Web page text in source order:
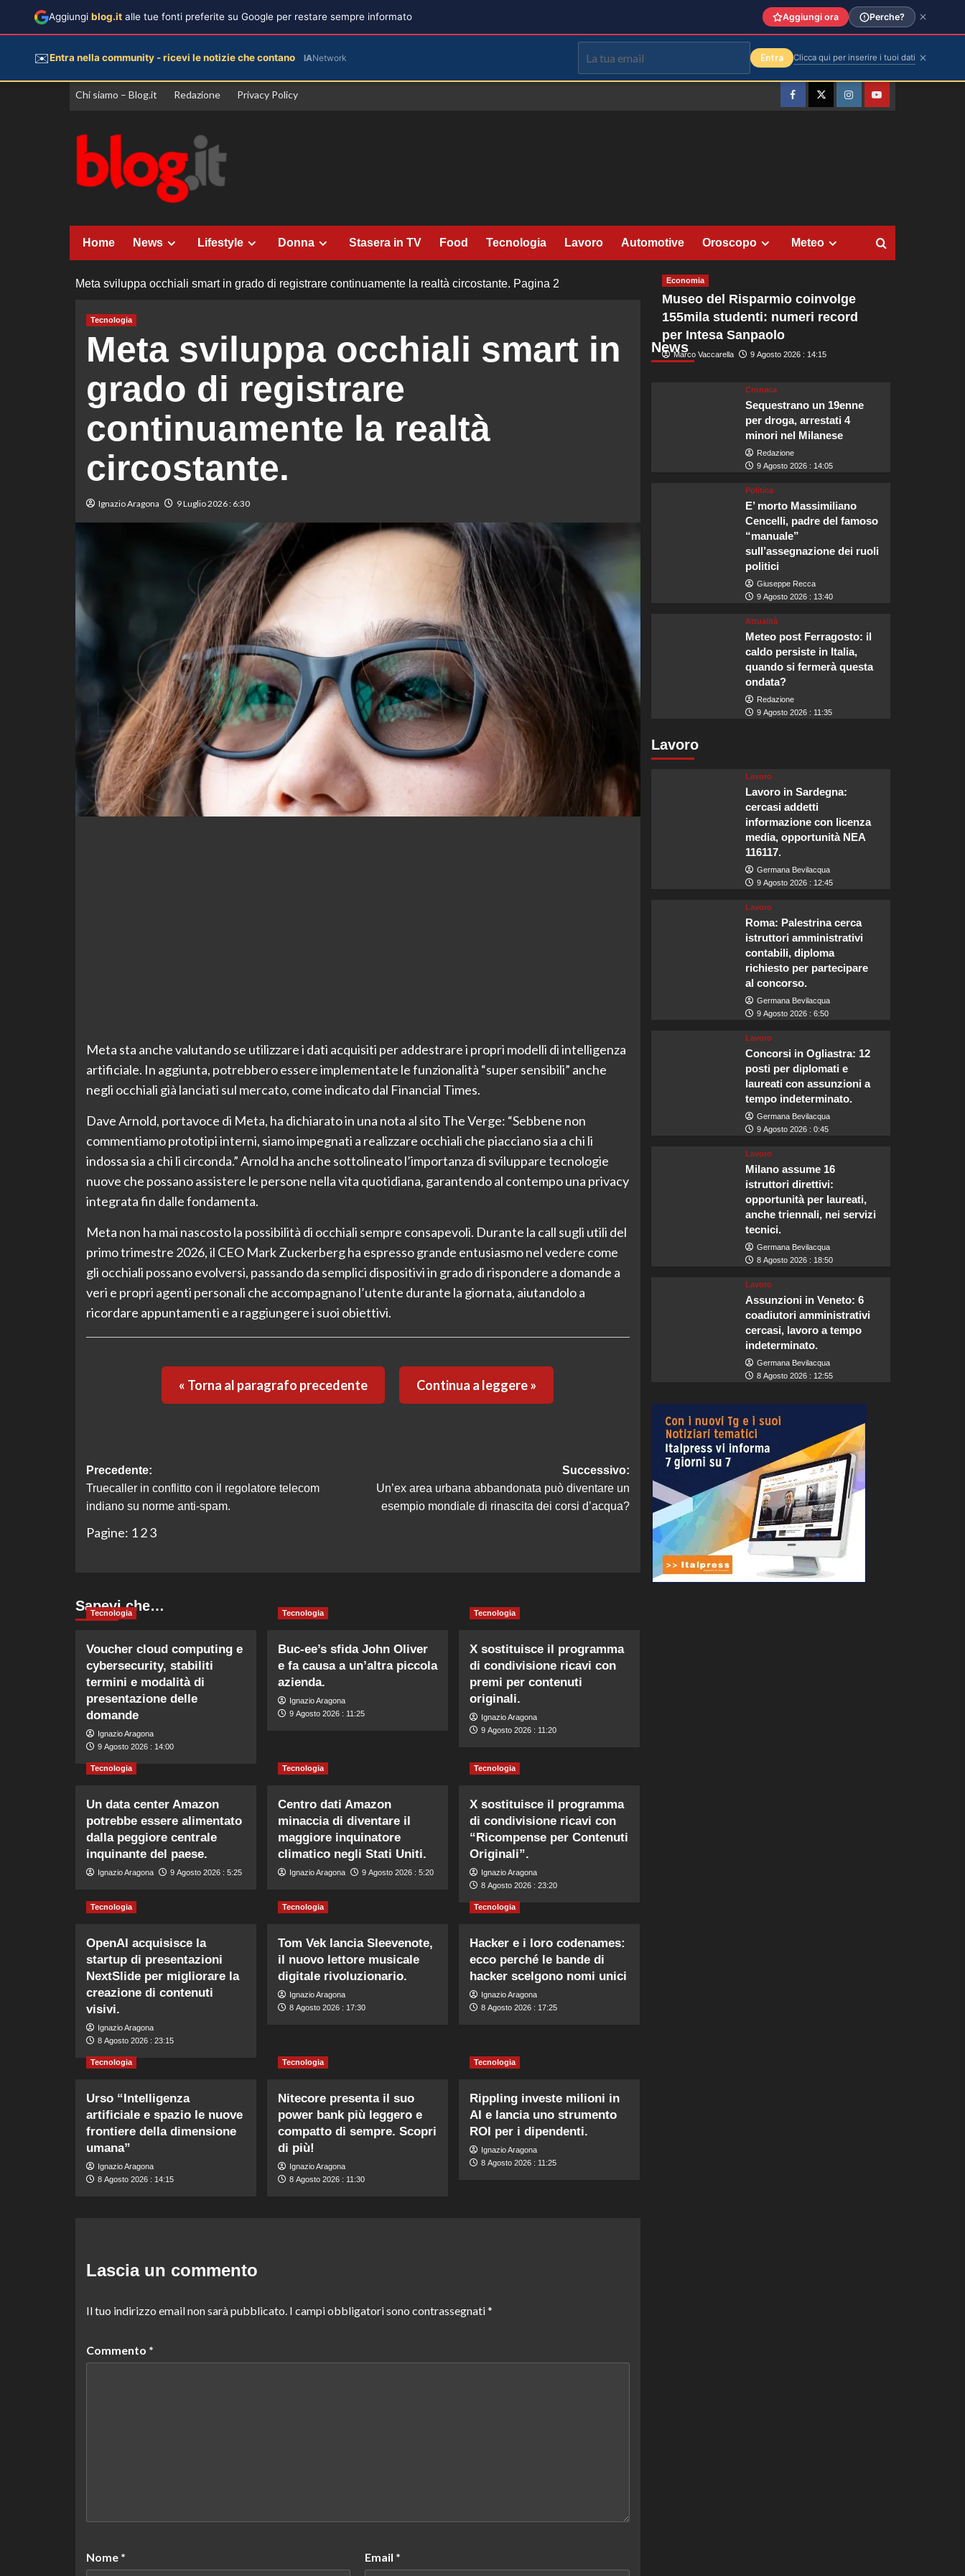
Vai
Chi siamo – Blog.it Redazione Privacy Policy
FacebookTwitterInstagramYouTube
Home News Lifestyle Donna Stasera in TV Food Tecnologia Lavoro Automotive Oroscopo Meteo
Meta sviluppa occhiali smart in grado di registrare continuamente la realtà circostante. Pagina 2
Tecnologia
Meta sviluppa occhiali smart in
grado di registrare
continuamente la realtà
circostante.
Ignazio Aragona 9 Luglio 2026 : 6:30
Meta sta anche valutando se utilizzare i dati acquisiti per addestrare i propri modelli di intelligenza
artificiale. In aggiunta, potrebbero essere implementate le funzionalità “super sensibili” anche
negli occhiali già lanciati sul mercato, come indicato dal Financial Times.
Dave Arnold, portavoce di Meta, ha dichiarato in una nota al sito The Verge: “Sebbene non
commentiamo prototipi interni, siamo impegnati a realizzare occhiali che piacciano sia a chi li
indossa sia a chi li circonda.” Arnold ha anche sottolineato l’importanza di sviluppare tecnologie
nuove che possano assistere le persone nella vita quotidiana, garantendo al contempo una privacy
integrata fin dalle fondamenta.
Meta non ha mai nascosto la possibilità di occhiali sempre consapevoli. Durante la call sugli utili del
primo trimestre 2026, il CEO Mark Zuckerberg ha espresso grande entusiasmo nel vedere come
gli occhiali possano evolversi, passando da semplici dispositivi in grado di rispondere a domande a
veri e propri agenti personali che accompagnano l’utente durante la giornata, aiutandolo a
ricordare appuntamenti e a raggiungere i suoi obiettivi.
« Torna al paragrafo precedente Continua a leggere »
Navigazione
articolo
Precedente:
Truecaller in conflitto con il regolatore telecom
indiano su norme anti-spam.
Successivo:
Un’ex area urbana abbandonata può diventare un
esempio mondiale di rinascita dei corsi d’acqua?
Pagine: 1 2 3
Sapevi che…
Tecnologia
Voucher cloud computing e
cybersecurity, stabiliti
termini e modalità di
presentazione delle
domande
Ignazio Aragona
9 Agosto 2026 : 14:00
Tecnologia
Buc-ee’s sfida John Oliver
e fa causa a un’altra piccola
azienda.
Ignazio Aragona
9 Agosto 2026 : 11:25
Tecnologia
X sostituisce il programma
di condivisione ricavi con
premi per contenuti
originali.
Ignazio Aragona
9 Agosto 2026 : 11:20
Tecnologia
Un data center Amazon
potrebbe essere alimentato
dalla peggiore centrale
inquinante del paese.
Ignazio Aragona 9 Agosto 2026 : 5:25
Tecnologia
Centro dati Amazon
minaccia di diventare il
maggiore inquinatore
climatico negli Stati Uniti.
Ignazio Aragona 9 Agosto 2026 : 5:20
Tecnologia
X sostituisce il programma
di condivisione ricavi con
“Ricompense per Contenuti
Originali”.
Ignazio Aragona
8 Agosto 2026 : 23:20
Tecnologia
OpenAI acquisisce la
startup di presentazioni
NextSlide per migliorare la
creazione di contenuti
visivi.
Ignazio Aragona
8 Agosto 2026 : 23:15
Tecnologia
Tom Vek lancia Sleevenote,
il nuovo lettore musicale
digitale rivoluzionario.
Ignazio Aragona
8 Agosto 2026 : 17:30
Tecnologia
Hacker e i loro codenames:
ecco perché le bande di
hacker scelgono nomi unici
Ignazio Aragona
8 Agosto 2026 : 17:25
Tecnologia
Urso “Intelligenza
artificiale e spazio le nuove
frontiere della dimensione
umana”
Ignazio Aragona
8 Agosto 2026 : 14:15
Tecnologia
Nitecore presenta il suo
power bank più leggero e
compatto di sempre. Scopri
di più!
Ignazio Aragona
8 Agosto 2026 : 11:30
Tecnologia
Rippling investe milioni in
AI e lancia uno strumento
ROI per i dipendenti.
Ignazio Aragona
8 Agosto 2026 : 11:25
Lascia un commento
Il tuo indirizzo email non sarà pubblicato. I campi obbligatori sono contrassegnati*
Commento *
Nome * Email *
News
Economia
Museo del Risparmio coinvolge
155mila studenti: numeri record
per Intesa Sanpaolo
Marco Vaccarella 9 Agosto 2026 : 14:15
Cronaca
Sequestrano un 19enne
per droga, arrestati 4
minori nel Milanese
Redazione
9 Agosto 2026 : 14:05
Politica
E’ morto Massimiliano
Cencelli, padre del famoso
“manuale”
sull’assegnazione dei ruoli
politici
Giuseppe Recca
9 Agosto 2026 : 13:40
Attualità
Meteo post Ferragosto: il
caldo persiste in Italia,
quando si fermerà questa
ondata?
Redazione
9 Agosto 2026 : 11:35
Lavoro
Lavoro
Lavoro in Sardegna:
cercasi addetti
informazione con licenza
media, opportunità NEA
116117.
Germana Bevilacqua
9 Agosto 2026 : 12:45
Lavoro
Roma: Palestrina cerca
istruttori amministrativi
contabili, diploma
richiesto per partecipare
al concorso.
Germana Bevilacqua
9 Agosto 2026 : 6:50
Lavoro
Concorsi in Ogliastra: 12
posti per diplomati e
laureati con assunzioni a
tempo indeterminato.
Germana Bevilacqua
9 Agosto 2026 : 0:45
Lavoro
Milano assume 16
istruttori direttivi:
opportunità per laureati,
anche triennali, nei servizi
tecnici.
Germana Bevilacqua
8 Agosto 2026 : 18:50
Lavoro
Assunzioni in Veneto: 6
coadiutori amministrativi
cercasi, lavoro a tempo
indeterminato.
Germana Bevilacqua
8 Agosto 2026 : 12:55
Aggiungi blog.it alle tue fonti preferite su Google per restare sempre informato Aggiungi ora Perche?
✉️Entra nella community - ricevi le notizie che contano IANetwork Entra Clicca qui per inserire i tuoi dati